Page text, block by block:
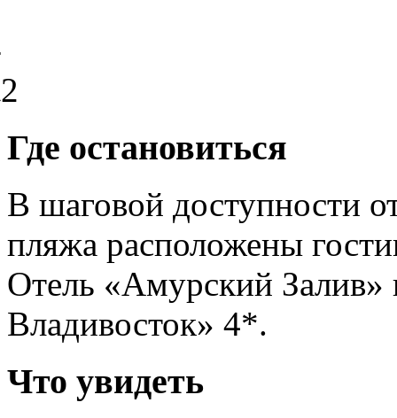
Где остановиться
В шаговой доступности
пляжа расположены
Отель «Амурский
Владивосток» 4*.
Что увидеть